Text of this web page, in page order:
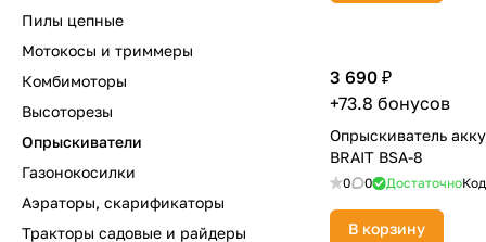
3 690 ₽
+73.8 бонусов
Опрыскиватель
BRAIT BSА-8
0 0 Достаточно
В корзину
Пилы цепные
Мотокосы и триммеры
Комбимоторы
Высоторезы
Опрыскиватели
Газонокосилки
Аэраторы, скарификаторы
Тракторы садовые и райдеры